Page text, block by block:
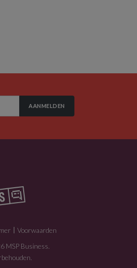
AANMELDEN
Voorwaarden
MSP Business.